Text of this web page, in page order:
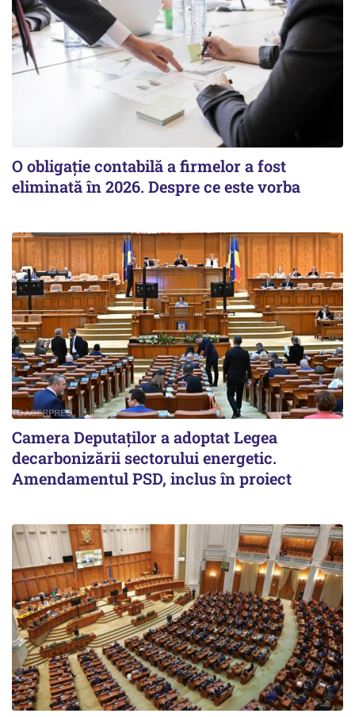
O obligație contabilă a firmelor a fost
eliminată în 2026. Despre ce este vorba
Camera Deputaților a adoptat Legea
decarbonizării sectorului energetic.
Amendamentul PSD, inclus în proiect